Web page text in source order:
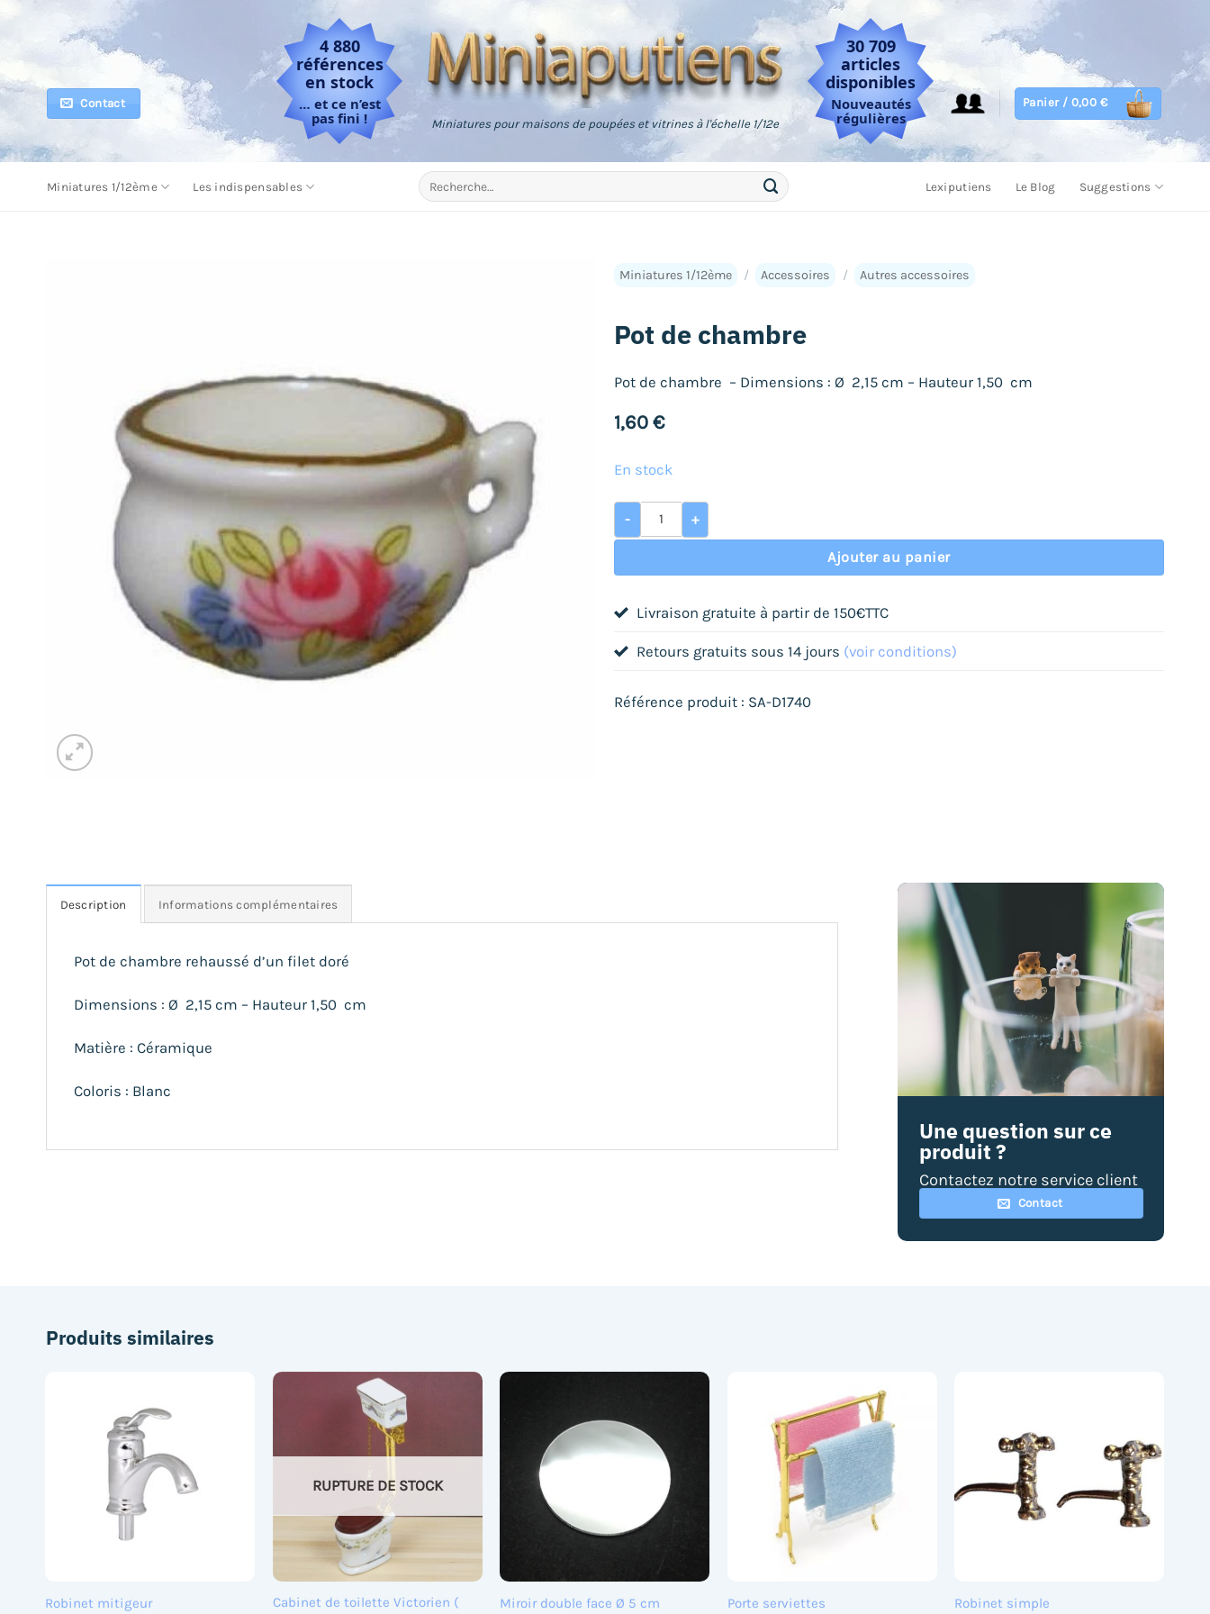
Miniatures pour maisons de poupées et vitrines à l'échelle 1/12e
Contact Panier / 0,00 €
4 880
références
en stock
… et ce n’est
pas fini !
30 709
articles
disponibles
Nouveautés
régulières
Miniatures 1/12ème Les indispensables
Recherche
pour :
Lexiputiens Le Blog Suggestions
Miniatures 1/12ème / Accessoires / Autres accessoires
Pot de chambre
Pot de chambre – Dimensions : Ø 2,15 cm – Hauteur 1,50 cm
1,60€
En stock
-
quantité de Pot de chambre
+
Ajouter au panier
Livraison gratuite à partir de 150€TTC
Retours gratuits sous 14 jours (voir conditions)
Référence produit : SA-D1740
Description Informations complémentaires
Pot de chambre rehaussé d’un filet doré
Dimensions : Ø 2,15 cm – Hauteur 1,50 cm
Matière : Céramique
Coloris : Blanc
Une question sur ce
produit ?
Contactez notre service client
Contact
Produits similaires
Robinet mitigeur
RUPTURE DE STOCK
Cabinet de toilette Victorien (
Miroir double face Ø 5 cm Porte serviettes Robinet simple